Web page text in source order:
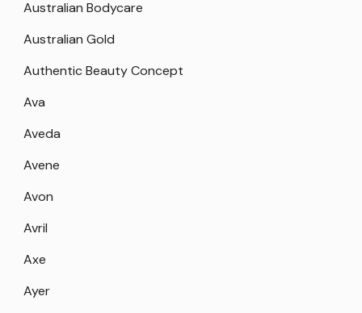
Australian Bodycare
Australian Gold
Authentic Beauty Concept
Ava
Aveda
Avene
Avon
Avril
Axe
Ayer